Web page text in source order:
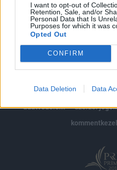
I want to opt-out of
Retention, Sale, and/or
Personal Data that Is
Purposes for which it was
Opted Out
CONFIRM
Data Deletion Data
impresszum
jogi
adatvédelem
szerzői jogok